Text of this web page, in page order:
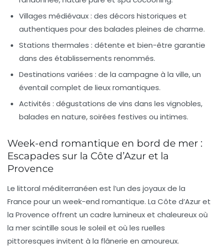
Villages médiévaux : des décors historiques et
authentiques pour des balades pleines de charme.
Stations thermales : détente et bien-être garantie
dans des établissements renommés.
Destinations variées : de la campagne à la ville, un
éventail complet de lieux romantiques.
Activités : dégustations de vins dans les vignobles,
balades en nature, soirées festives ou intimes.
Week-end romantique en bord de mer :
Escapades sur la Côte d’Azur et la
Provence
Le littoral méditerranéen est l’un des joyaux de la
France pour un week-end romantique. La Côte d’Azur et
la Provence offrent un cadre lumineux et chaleureux où
la mer scintille sous le soleil et où les ruelles
pittoresques invitent à la flânerie en amoureux.